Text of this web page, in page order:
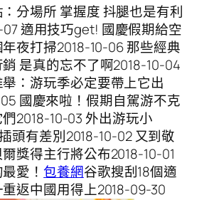
：分場所 掌握度 抖腿也是有利
07 適用技巧get! 國慶假期給空
夜打掃2018-10-06 那些經典
是真的忘不了啊2018-10-04
：游玩季必定要帶上它出
國慶來啦！假期自駕游不克
2018-10-03 外出游玩小
頭有差別2018-10-02 又到敬
獎得主行將公布2018-10-01
愛！包養網谷歌搜刮18個適
返中國用得上2018-09-30